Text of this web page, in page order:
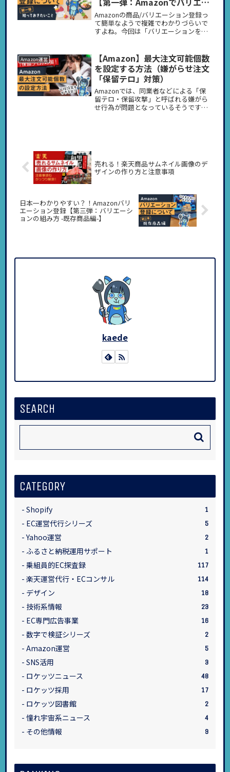
ションを組むにあたって知って
おきたいこと】
Amazonの商品/バリエーション登録っ
て簡単なようで複雑でわかりづらいで
すよね。今回は「バリエーションを組
え方、商品ページの持ち方、バリエー
ションを組むメリット・デメリットを
解説していきます！
Amazon運営
【Amazon】最大注文可能個数
を設定する方法（嫌がらせ注文
「保留テロ」対策）
Amazonでは、同業者などによる「保
留テロ・保留攻撃」と呼ばれる嫌がら
せ行為が問題となっているそうです。
売れる！楽天商品サムネイル画像のデ
ザインの作り方と注意事項
日本一わかりやすい？！Amazonバリ
エーション登録【第三弾：バリエーシ
ョンの組み方 -既存商品編-】
kaede
SEARCH
CATEGORY
Shopify 1
EC運営代行シリーズ 5
Yahoo運営 2
ふるさと納税運用サポート 1
乗組員的EC探査録 117
楽天運営代行・ECコンサル 114
デザイン 18
技術系情報 23
EC専門広告事業 16
数字で検証シリーズ 2
Amazon運営 5
SNS活用 3
ロケッツニュース 48
ロケッツ採用 17
ロケッツ図書館 2
憧れ宇宙系ニュース 4
その他情報 9